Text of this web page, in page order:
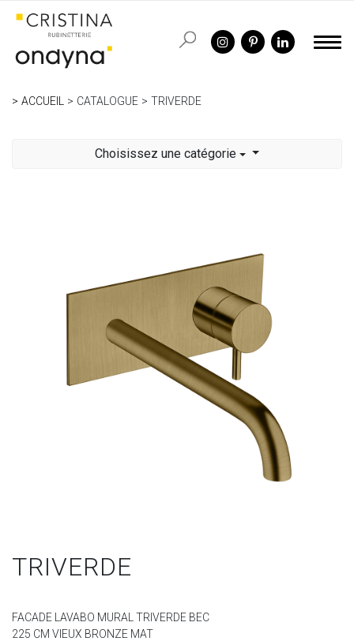
ACCUEIL CATALOGUE TRIVERDE
Choisissez une catégorie
TRIVERDE
FACADE LAVABO MURAL TRIVERDE BEC
225 CM VIEUX BRONZE MAT